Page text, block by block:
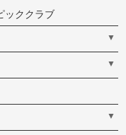
ッククラブ
▼
▼
▼